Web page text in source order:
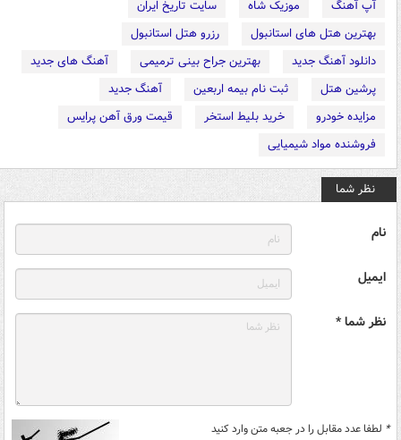
آپ آهنگ موزیک شاه
سایت تاریخ ایران
بهترین هتل های استانبول
رزرو هتل استانبول
دانلود آهنگ جدید
بهترین جراح بینی ترمیمی
آهنگ های جدید
پرشین هتل
ثبت نام بیمه اربعین
آهنگ جدید
مزایده خودرو
خرید بلیط استخر
قیمت ورق آهن پرایس
فروشنده مواد شیمیایی
نظر شما
نام
ایمیل
نظر شما *
* لطفا عدد مقابل را در جعبه متن وارد کنید